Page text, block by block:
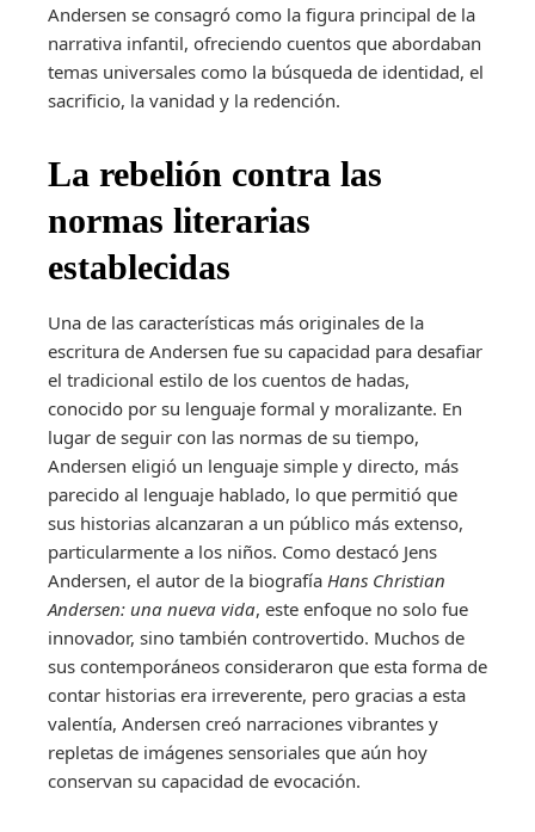
Andersen se consagró como la figura principal de la
narrativa infantil, ofreciendo cuentos que abordaban
temas universales como la búsqueda de identidad, el
sacrificio, la vanidad y la redención.
La rebelión contra las
normas literarias
establecidas
Una de las características más originales de la
escritura de Andersen fue su capacidad para desafiar
el tradicional estilo de los cuentos de hadas,
conocido por su lenguaje formal y moralizante. En
lugar de seguir con las normas de su tiempo,
Andersen eligió un lenguaje simple y directo, más
parecido al lenguaje hablado, lo que permitió que
sus historias alcanzaran a un público más extenso,
particularmente a los niños. Como destacó Jens
Andersen, el autor de la biografía Hans Christian
Andersen: una nueva vida, este enfoque no solo fue
innovador, sino también controvertido. Muchos de
sus contemporáneos consideraron que esta forma de
contar historias era irreverente, pero gracias a esta
valentía, Andersen creó narraciones vibrantes y
repletas de imágenes sensoriales que aún hoy
conservan su capacidad de evocación.